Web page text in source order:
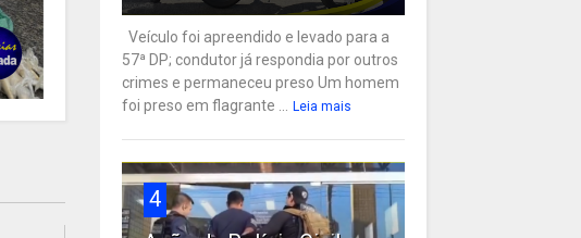
Veículo foi apreendido e levado para a
57ª DP; condutor já respondia por outros
crimes e permaneceu preso Um homem
foi preso em flagrante ... Leia mais
4